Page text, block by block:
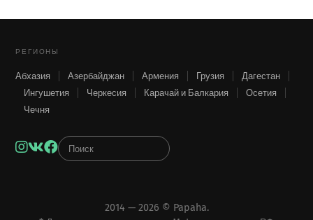
РЕГИОНЫ
Абхазия Азербайджан Армения Грузия
Дагестан
Ингушетия
Черкесия Карачай и Балкария
Осетия
Чечня
Instagram
VKFacebook
2014 — 2026 © Papaha.